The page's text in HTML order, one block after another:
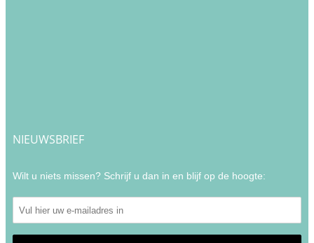
NIEUWSBRIEF
Wilt u niets missen? Schrijf u dan in en blijf op de hoogte: